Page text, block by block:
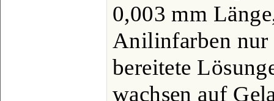
0,003 mm
Anilinfarben nur
bereitete
wachsen auf